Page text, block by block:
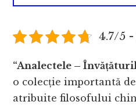
4.7/5
“Analectele –
o colecție importantă
atribuite filosofului